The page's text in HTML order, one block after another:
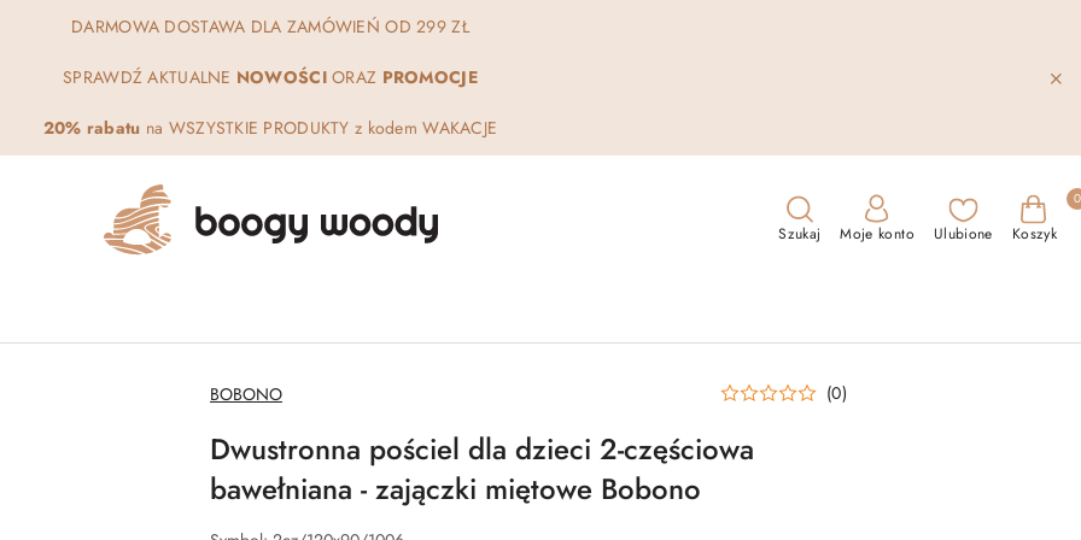
DARMOWA DOSTAWA DLA ZAMÓWIEŃ OD 299 ZŁ
SPRAWDŹ AKTUALNE NOWOŚCIORAZ PROMOCJE
20% rabatu na WSZYSTKIE PRODUKTY z kodem WAKACJE
Szukaj Moje konto Ulubione Koszyk
0
NAZWA
PRODUCENTA:
BOBONO (0)
Dwustronna pościel dla dzieci 2-częściowa
bawełniana - zajączki miętowe Bobono